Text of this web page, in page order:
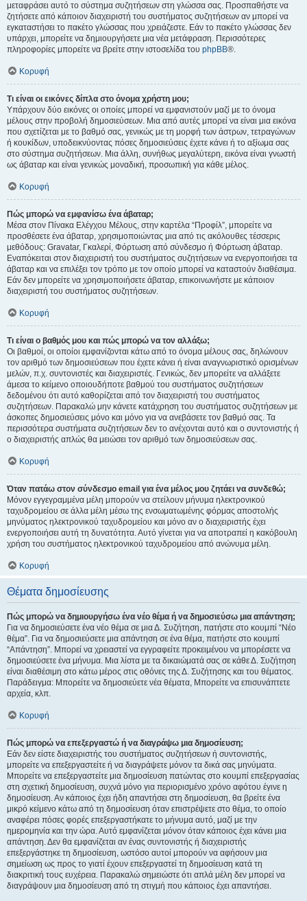
μεταφράσει αυτό το σύστημα συζητήσεων στη γλώσσα σας. Προσπαθήστε να
ζητήσετε από κάποιον διαχειριστή του συστήματος συζητήσεων αν μπορεί να
εγκαταστήσει το πακέτο γλώσσας που χρειάζεστε. Εάν το πακέτο γλώσσας δεν
υπάρχει, μπορείτε να δημιουργήσετε μια νέα μετάφραση. Περισσότερες
πληροφορίες μπορείτε να βρείτε στην ιστοσελίδα του phpBB®.
Κορυφή
Τι είναι οι εικόνες δίπλα στο όνομα χρήστη μου;
Υπάρχουν δύο εικόνες οι οποίες μπορεί να εμφανιστούν μαζί με το όνομα
μέλους στην προβολή δημοσιεύσεων. Μια από αυτές μπορεί να είναι μια εικόνα
που σχετίζεται με το βαθμό σας, γενικώς με τη μορφή των άστρων, τετραγώνων
ή κουκίδων, υποδεικνύοντας πόσες δημοσιεύσεις έχετε κάνει ή το αξίωμα σας
στο σύστημα συζητήσεων. Μια άλλη, συνήθως μεγαλύτερη, εικόνα είναι γνωστή
ως άβαταρ και είναι γενικώς μοναδική, προσωπική για κάθε μέλος.
Κορυφή
Πώς μπορώ να εμφανίσω ένα άβαταρ;
Μέσα στον Πίνακα Ελέγχου Μέλους, στην καρτέλα “Προφίλ”, μπορείτε να
προσθέσετε ένα άβαταρ, χρησιμοποιώντας μια από τις ακόλουθες τέσσερις
μεθόδους: Gravatar, Γκαλερί, Φόρτωση από σύνδεσμο ή Φόρτωση άβαταρ.
Εναπόκειται στον διαχειριστή του συστήματος συζητήσεων να ενεργοποιήσει τα
άβαταρ και να επιλέξει τον τρόπο με τον οποίο μπορεί να καταστούν διαθέσιμα.
Εάν δεν μπορείτε να χρησιμοποιήσετε άβαταρ, επικοινωνήστε με κάποιον
διαχειριστή του συστήματος συζητήσεων.
Κορυφή
Τι είναι ο βαθμός μου και πώς μπορώ να τον αλλάξω;
Οι βαθμοί, οι οποίοι εμφανίζονται κάτω από το όνομα μέλους σας, δηλώνουν
τον αριθμό των δημοσιεύσεων που έχετε κάνει ή είναι αναγνωριστικό ορισμένων
μελών, π.χ. συντονιστές και διαχειριστές. Γενικώς, δεν μπορείτε να αλλάξετε
άμεσα το κείμενο οποιουδήποτε βαθμού του συστήματος συζητήσεων
δεδομένου ότι αυτό καθορίζεται από τον διαχειριστή του συστήματος
συζητήσεων. Παρακαλώ μην κάνετε κατάχρηση του συστήματος συζητήσεων με
άσκοπες δημοσιεύσεις μόνο και μόνο για να ανεβάσετε τον βαθμό σας. Τα
περισσότερα συστήματα συζητήσεων δεν το ανέχονται αυτό και ο συντονιστής ή
ο διαχειριστής απλώς θα μειώσει τον αριθμό των δημοσιεύσεων σας.
Κορυφή
Όταν πατάω στον σύνδεσμο email για ένα μέλος μου ζητάει να συνδεθώ;
Μόνον εγγεγραμμένα μέλη μπορούν να στείλουν μήνυμα ηλεκτρονικού
ταχυδρομείου σε άλλα μέλη μέσω της ενσωματωμένης φόρμας αποστολής
μηνύματος ηλεκτρονικού ταχυδρομείου και μόνο αν ο διαχειριστής έχει
ενεργοποιήσει αυτή τη δυνατότητα. Αυτό γίνεται για να αποτραπεί η κακόβουλη
χρήση του συστήματος ηλεκτρονικού ταχυδρομείου από ανώνυμα μέλη.
Κορυφή
Θέματα δημοσίευσης
Πώς μπορώ να δημιουργήσω ένα νέο θέμα ή να δημοσιεύσω μια απάντηση;
Για να δημοσιεύσετε ένα νέο θέμα σε μια Δ. Συζήτηση, πατήστε στο κουμπί “Νέο
θέμα”. Για να δημοσιεύσετε μια απάντηση σε ένα θέμα, πατήστε στο κουμπί
“Απάντηση”. Μπορεί να χρειαστεί να εγγραφείτε προκειμένου να μπορέσετε να
δημοσιεύσετε ένα μήνυμα. Μια λίστα με τα δικαιώματά σας σε κάθε Δ. Συζήτηση
είναι διαθέσιμη στο κάτω μέρος στις οθόνες της Δ. Συζήτησης και του θέματος.
Παράδειγμα: Μπορείτε να δημοσιεύετε νέα θέματα, Μπορείτε να επισυνάπτετε
αρχεία, κλπ.
Κορυφή
Πώς μπορώ να επεξεργαστώ ή να διαγράψω μια δημοσίευση;
Εάν δεν είστε διαχειριστής του συστήματος συζητήσεων ή συντονιστής,
μπορείτε να επεξεργαστείτε ή να διαγράψετε μόνον τα δικά σας μηνύματα.
Μπορείτε να επεξεργαστείτε μια δημοσίευση πατώντας στο κουμπί επεξεργασίας
στη σχετική δημοσίευση, συχνά μόνο για περιορισμένο χρόνο αφότου έγινε η
δημοσίευση. Αν κάποιος έχει ήδη απαντήσει στη δημοσίευση, θα βρείτε ένα
μικρό κείμενο κάτω από τη δημοσίευση όταν επιστρέψετε στο θέμα, το οποίο
αναφέρει πόσες φορές επεξεργαστήκατε το μήνυμα αυτό, μαζί με την
ημερομηνία και την ώρα. Αυτό εμφανίζεται μόνον όταν κάποιος έχει κάνει μια
απάντηση. Δεν θα εμφανίζεται αν ένας συντονιστής ή διαχειριστής
επεξεργάστηκε τη δημοσίευση, ωστόσο αυτοί μπορούν να αφήσουν μια
σημείωση ως προς το γιατί έχουν επεξεργαστεί τη δημοσίευση κατά τη
διακριτική τους ευχέρεια. Παρακαλώ σημειώστε ότι απλά μέλη δεν μπορεί να
διαγράψουν μια δημοσίευση από τη στιγμή που κάποιος έχει απαντήσει.